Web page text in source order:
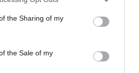
or usage behaviour. You may click to
Google and its third-party tags to
specified purposes in below Google
the Sharing of my
the Sale of my
p
discorso”: sold out ad Olbia per il
Atzeni